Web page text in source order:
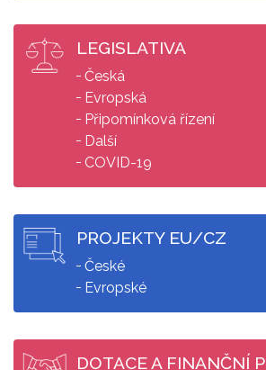
LEGISLATIVA
Česká
Evropská
Připomínková řízení
Další
COVID-19
PROJEKTY EU/CZ
České
Evropské
DOTACE A FINANČNÍ